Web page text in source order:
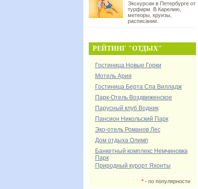
Экскурсии в Петербурге от
турфирм. В Карелию,
метеоры, круизы,
расписание.
РЕЙТИНГ "ОТДЫХ"
Гостиница Новые Горки
Мотель Ария
Гостиница Берта Спа Вилладж
Парк-Отель Воздвиженское
Парусный клуб Водник
Пансион Никольский Парк
Эко-отель Романов Лес
Дом отдыха Олимп
Банкетный комплекс Немчиновка
Парк
Природный курорт Яхонты
*- по популярности